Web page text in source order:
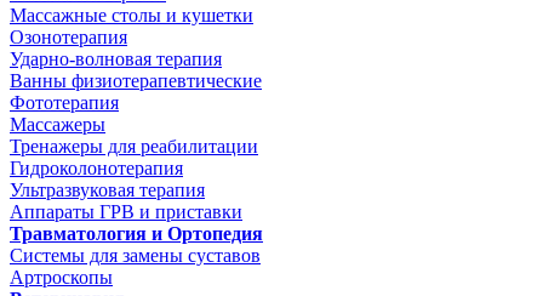
Массажные столы и кушетки
Озонотерапия
Ударно-волновая терапия
Ванны физиотерапевтические
Фототерапия
Массажеры
Тренажеры для реабилитации
Гидроколонотерапия
Ультразвуковая терапия
Аппараты ГРВ и приставки
Травматология и Ортопедия
Системы для замены суставов
Артроскопы